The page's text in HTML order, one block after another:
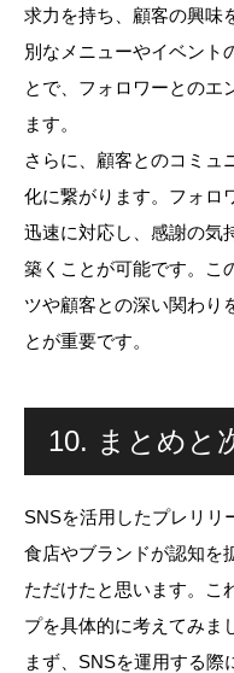
求力を持ち、顧客の興味
別なメニューやイベント
とで、フォロワーとのエ
ます。
さらに、顧客とのコミュ
化に繋がります。フォロ
迅速に対応し、感謝の気
築くことが可能です。こ
ツや顧客との深い関わり
とが重要です。
10. まとめと
SNSを活用したプレリリ
食店やブランドが認知を
ただけたと思います。こ
プを具体的に考えてみま
まず、SNSを運用する